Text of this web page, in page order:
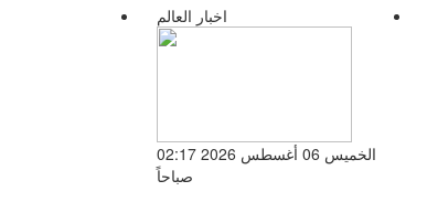
اخبار العالم
الخميس 06 أغسطس 2026 02:17
صباحاً